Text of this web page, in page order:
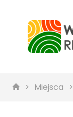
Miejsca